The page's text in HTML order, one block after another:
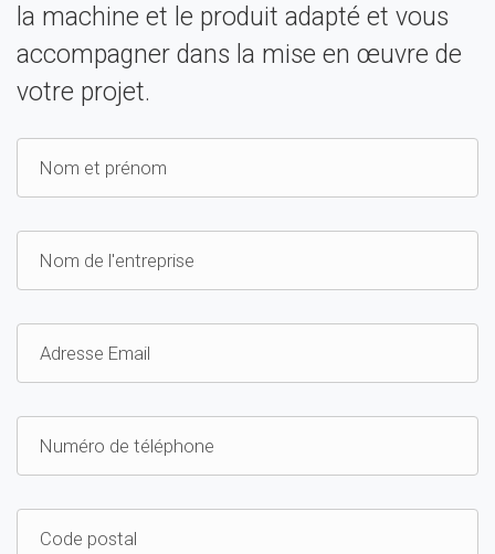
la machine et le produit adapté et vous
accompagner dans la mise en œuvre de
votre projet.